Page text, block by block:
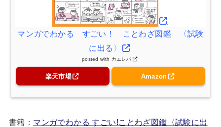
マンガでわかる すごい！ ことわざ図鑑 〈試験
に出る〉
posted with カエレバ
楽天市場 Amazon
書籍： マンガでわかる すごい!ことわざ図鑑〈試験に出